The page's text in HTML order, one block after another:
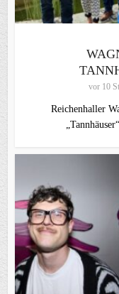
vor 10
Reichenhaller